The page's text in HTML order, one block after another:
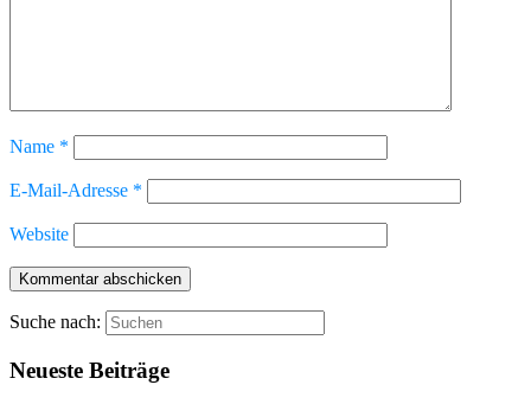
Name *
E-Mail-Adresse *
Website
Suche nach:
Neueste Beiträge